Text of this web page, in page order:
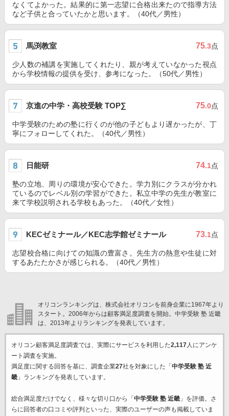
なくてよかった。結果的に第一志望に合格出来たので指導方法
など子供と合っていたかと思います。（40代／男性）
馬渕教室 75.3点
少人数の補講を実施してくれたり、親が考えていなかった視点
から学校情報の提供を受け、参考になった。（50代／男性）
京進の中学・高校受験 TOP∑ 75.0点
中学受験のための塾に行くのが他の子どもより遅かったが、丁
寧にフォローしてくれた。（40代／男性）
日能研 74.1点
塾の立地、周りの環境が安心できた。学力別にクラスが分かれ
ているのでレベル別の学習ができた。私立中学の先生が教室に
来て学校説明される学校もあった。（40代／女性）
KECゼミナール／KEC志学館ゼミナール 73.1点
志望校合格に向けての知識の豊富さ。先生方の熱意や生徒に対
するあたたかさが感じられる。（40代／男性）
オリコンランキングは、株式会社オリコンを前身企業に1967年より
スタート。2006年からは顧客満足度調査を開始。中学受験 塾 近畿
は、2013年よりランキングを発表しています。
オリコン顧客満足度調査では、実際にサービスを利用した2,117人にアンケ
ート調査を実施。
満足度に関する回答を基に、調査企業27社を対象にした「 中学受験 塾 近
畿」ランキングを発表しています。
総合満足度だけでなく、様々な切り口から「 中学受験 塾 近畿」を評価。さ
らに回答者の口コミや評判といった、実際のユーザーの声も掲載していま